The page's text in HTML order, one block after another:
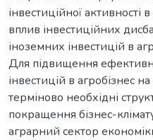
інвестиційної активності
вплив інвестиційних
іноземних інвестицій в
Для підвищення
інвестицій в агробізнес
терміново необхідні
покращення бізнес-
аграрний сектор